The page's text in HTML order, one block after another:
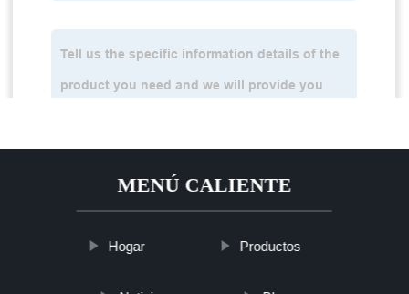
MENÚ CALIENTE
Hogar Productos